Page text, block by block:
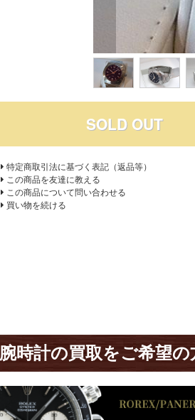
SOLD OUT
特定商取引法に基づく表記（返品等）
この商品を友達に教える
この商品について問い合わせる
買い物を続ける
腕時計の買取をご希望の